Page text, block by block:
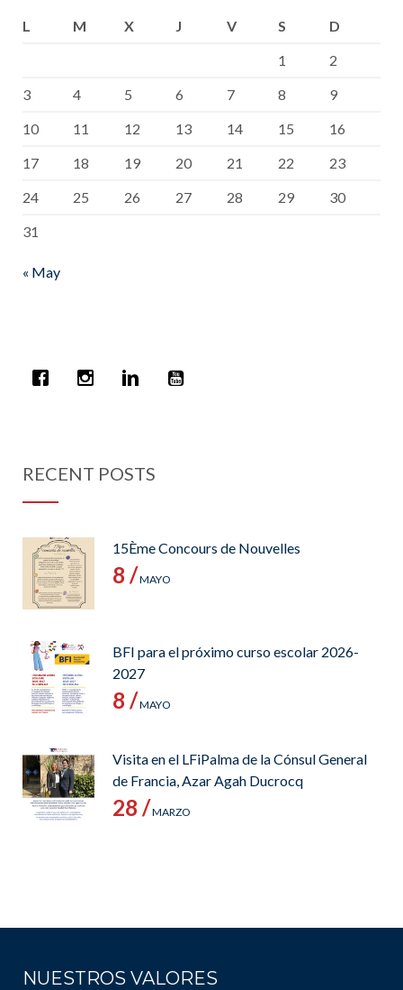
L
M X J V S
D
1
2
3
4 5 6 7 8
9
10
11 12 13 14 15
16
17
18 19 20 21 22
23
24
25 26 27 28 29
30
31
« May
RECENT POSTS
15Ème Concours de Nouvelles
8 /MAYO
BFI para el próximo curso escolar 2026-
2027
8 /MAYO
Visita en el LFiPalma de la Cónsul General
de Francia, Azar Agah Ducrocq
28 /MARZO
NUESTROS VALORES